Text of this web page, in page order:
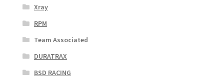
Xray
RPM
Team Associated
DURATRAX
BSD RACING